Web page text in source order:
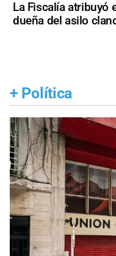
La Fiscalía atribuyó
dueña del asilo
+ Política